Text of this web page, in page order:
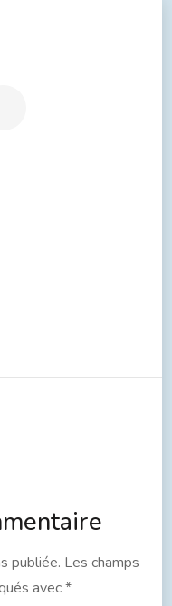
publiée. Les champs
avec*